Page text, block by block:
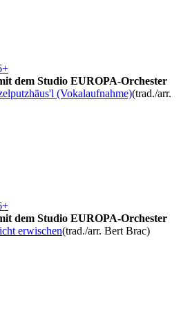
dem Studio EUROPA-Orchester
(Vokalaufnahme)(trad./arr.
dem Studio EUROPA-Orchester
erwischen(trad./arr. Bert Brac)